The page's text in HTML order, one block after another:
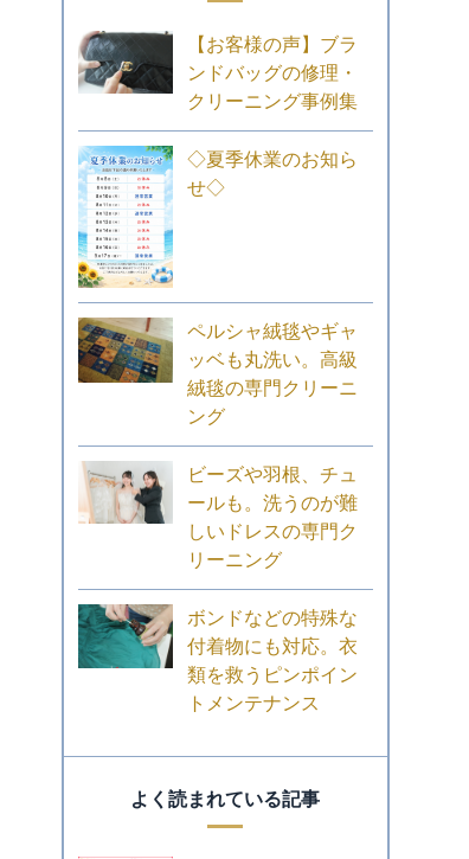
【お客様の声】ブラ
ンドバッグの修理・
クリーニング事例集
◇夏季休業のお知ら
せ◇
ペルシャ絨毯やギャ
ッベも丸洗い。高級
絨毯の専門クリーニ
ング
ビーズや羽根、チュ
ールも。洗うのが難
しいドレスの専門ク
リーニング
ボンドなどの特殊な
付着物にも対応。衣
類を救うピンポイン
トメンテナンス
よく読まれている記事